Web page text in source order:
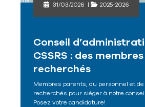
31/03/2026 | 2025-2026
Conseil
CSSRS : des membres
recherchés
Membres parents, du personnel et
recherchés pour siéger à notre
Posez votre candidature!